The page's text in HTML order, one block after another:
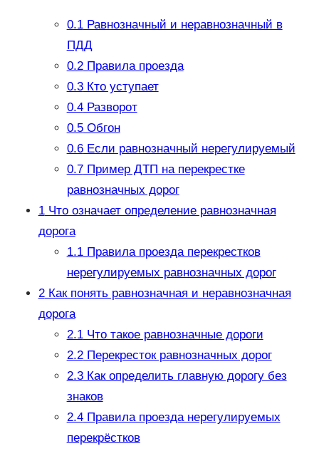
0.1Равнозначный и неравнозначный в
ПДД
0.2Правила проезда
0.3Кто уступает
0.4Разворот
0.5Обгон
0.6Если равнозначный нерегулируемый
0.7Пример ДТП на перекрестке
равнозначных дорог
1Что означает определение равнозначная
дорога
1.1Правила проезда перекрестков
нерегулируемых равнозначных дорог
2Как понять равнозначная и неравнозначная
дорога
2.1Что такое равнозначные дороги
2.2Перекресток равнозначных дорог
2.3Как определить главную дорогу без
знаков
2.4Правила проезда нерегулируемых
перекрёстков